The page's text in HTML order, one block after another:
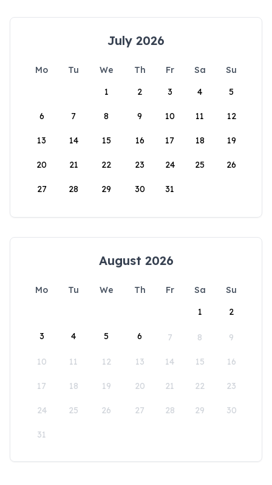
July 2026
Mo Tu We Th Fr Sa
Su
1
2 3 4 5
6 7 8 9 10 11 12
13 14 15 16 17 18 19
20 21 22 23 24 25 26
27 28 29 30 31
August 2026
Mo Tu We Th Fr Sa
Su
1
2
3 4 5 6 7 8 9
10 11 12 13 14 15 16
17 18 19 20 21 22 23
24 25 26 27 28 29 30
31